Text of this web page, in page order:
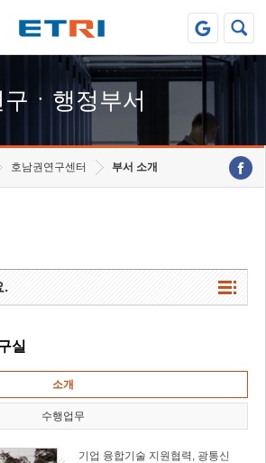
구ㆍ행정부서
호남권연구센터 부서 소개
.
실
소개
수행업무
기업 융합기술 지원협력, 광통신